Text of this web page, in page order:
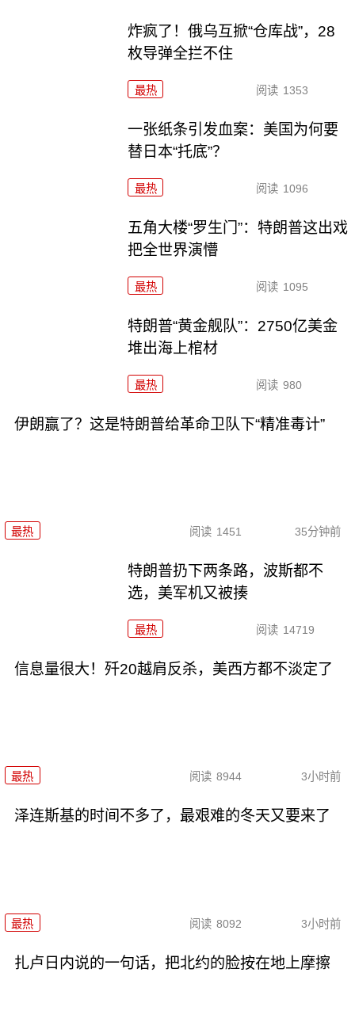
炸疯了！俄乌互掀“仓库战”，28
枚导弹全拦不住
最热 阅读 1353
一张纸条引发血案：美国为何要
替日本“托底”？
最热 阅读 1096
五角大楼“罗生门”：特朗普这出戏
把全世界演懵
最热 阅读 1095
特朗普“黄金舰队”：2750亿美金
堆出海上棺材
最热 阅读 980
伊朗赢了？这是特朗普给革命卫队下“精准毒计”
最热 阅读 1451 35分钟前
特朗普扔下两条路，波斯都不
选，美军机又被揍
最热 阅读 14719
信息量很大！歼20越肩反杀，美西方都不淡定了
最热 阅读 8944 3小时前
泽连斯基的时间不多了，最艰难的冬天又要来了
最热 阅读 8092 3小时前
扎卢日内说的一句话，把北约的脸按在地上摩擦